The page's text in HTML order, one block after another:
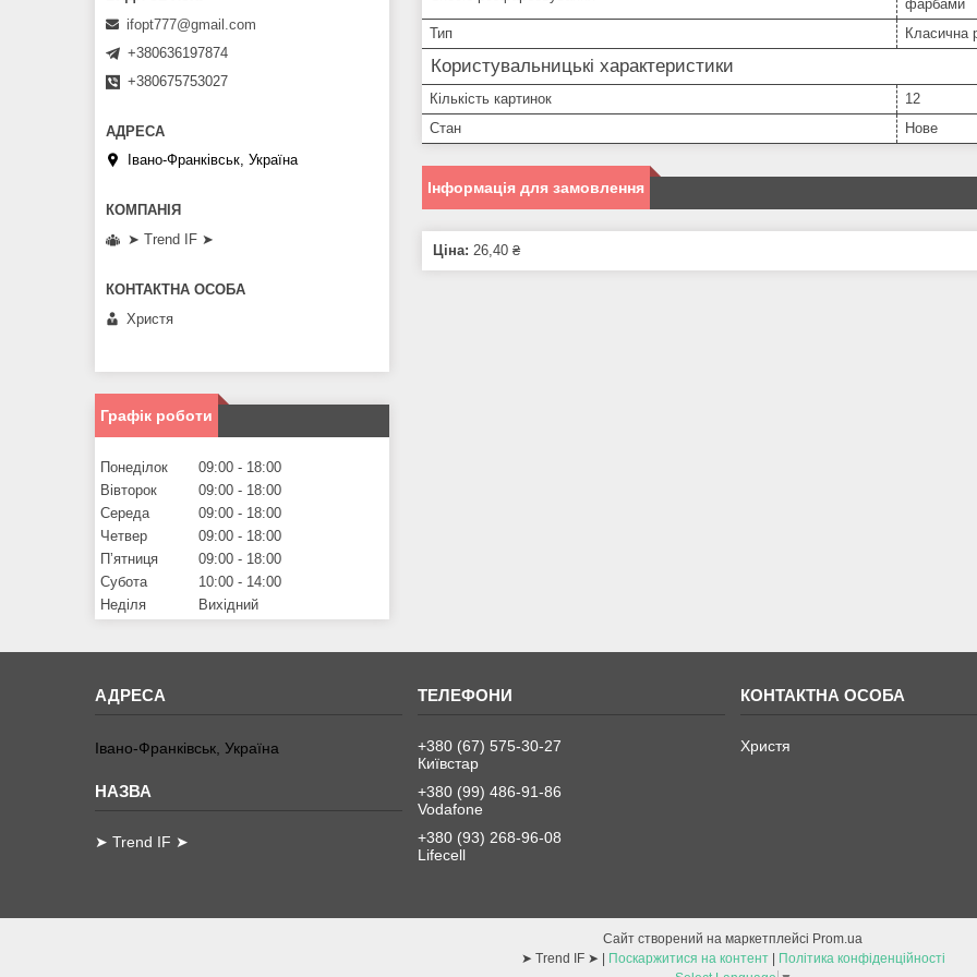
фарбами
Тип
Класична
Користувальницькі характеристики
Кількість картинок
12
Стан
Нове
Інформація для замовлення
Ціна: 26,40 ₴
ifopt777@gmail.com
+380636197874
+380675753027
Івано-Франківськ, Україна
➤ Trend IF ➤
Христя
Графік роботи
Понеділок 09:00
18:00
Вівторок
09:00
18:00
Середа
09:00
18:00
Четвер
09:00
18:00
Пʼятниця
09:00
18:00
Субота
10:00
14:00
Неділя
Вихідний
Івано-Франківськ, Україна
➤ Trend IF ➤
+380 (67) 575-30-27
Київстар
+380 (99) 486-91-86
Vodafone
+380 (93) 268-96-08
Lifecell
Христя
Сайт створений на маркетплейсі Prom.ua
➤ Trend IF ➤ | Поскаржитися на контент | Політика конфіденційності